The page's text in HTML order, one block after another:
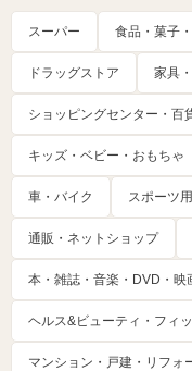
スーパー 食品・菓子
ドラッグストア 家具
ショッピングセンター・百
キッズ・ベビー・おもちゃ
車・バイク スポーツ
通販・ネットショップ
本・雑誌・音楽・DVD・映
ヘルス&ビューティ・フィ
マンション・戸建・リフォ